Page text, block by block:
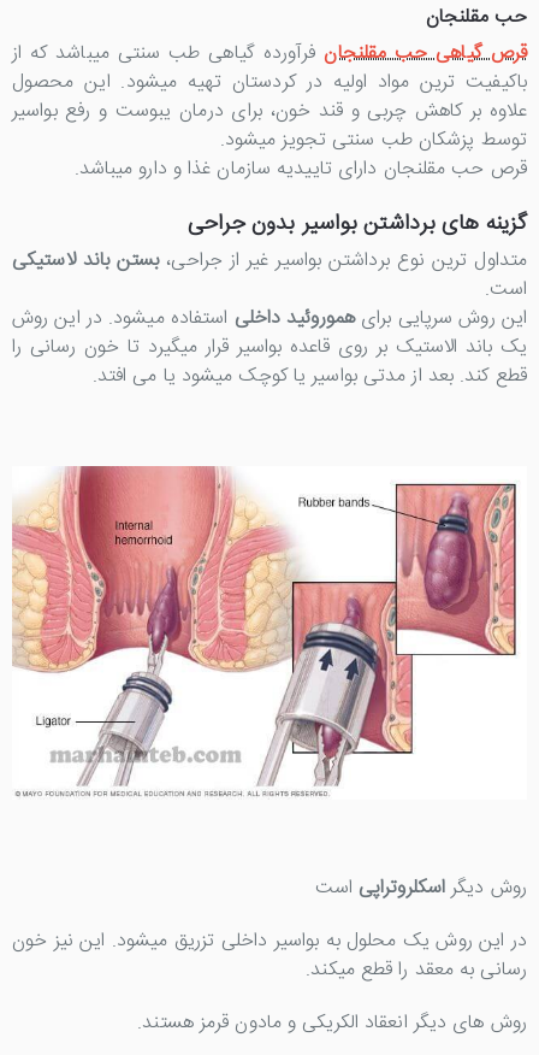
حب مقلنجان
قرص گیاهی حب مقلنجان فرآورده گیاهی طب سنتی میباشد که از
باکیفیت ترین مواد اولیه در کردستان تهیه میشود. این محصول
علاوه بر کاهش چربی و قند خون، برای درمان یبوست و رفع بواسیر
توسط پزشکان طب سنتی تجویز میشود.
قرص حب مقلنجان دارای تاییدیه سازمان غذا و دارو میباشد.
گزینه های برداشتن بواسیر بدون جراحی
متداول ترین نوع برداشتن بواسیر غیر از جراحی،بستن باند لاستیکی
است.
این روش سرپایی برایهموروئید داخلی استفاده میشود. در این روش
یک باند الاستیک بر روی قاعده بواسیر قرار میگیرد تا خون رسانی را
قطع کند. بعد از مدتی بواسیر یا کوچک میشود یا می افتد.
روش دیگراسکلروتراپی است
در این روش یک محلول به بواسیر داخلی تزریق میشود. این نیز خون
رسانی به معقد را قطع میکند.
روش های دیگر انعقاد الکریکی و مادون قرمز هستند.